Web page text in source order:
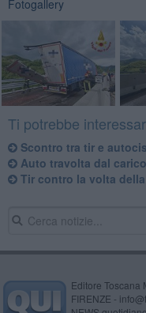
Fotogallery
Ti potrebbe
Scontro tra tir e
Auto travolta dal
Tir contro la volta
Editore Toscana
FIRENZE -